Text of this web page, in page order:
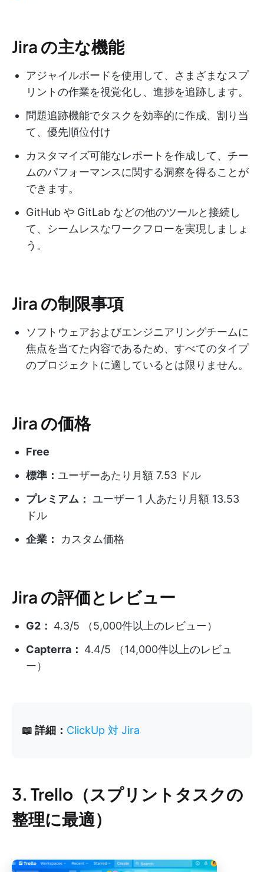
Jira の主な機能
アジャイルボードを使用して、さまざまなスプ
リントの作業を視覚化し、進捗を追跡します。
問題追跡機能でタスクを効率的に作成、割り当
て、優先順位付け
カスタマイズ可能なレポートを作成して、チー
ムのパフォーマンスに関する洞察を得ることが
できます。
GitHub や GitLab などの他のツールと接続し
て、シームレスなワークフローを実現しましょ
う。
Jira の制限事項
ソフトウェアおよびエンジニアリングチームに
焦点を当てた内容であるため、すべてのタイプ
のプロジェクトに適しているとは限りません。
Jira の価格
Free
標準： ユーザーあたり月額 7.53 ドル
プレミアム： ユーザー 1 人あたり月額 13.53
ドル
企業：
カスタム価格
Jira の評価とレビュー
G2： 4.3/5 （5,000件以上のレビュー）
Capterra： 4.4/5 （14,000件以上のレビュ
ー）
📖 詳細： ClickUp 対 Jira
3. Trello（スプリントタスクの
整理に最適）